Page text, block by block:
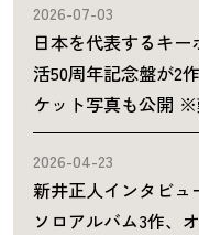
2026-07-03
日本を代表するキ
活50周年記念盤が2
ケット写真も公開
2026-04-23
新井正人インタビュ
ソロアルバム3作、